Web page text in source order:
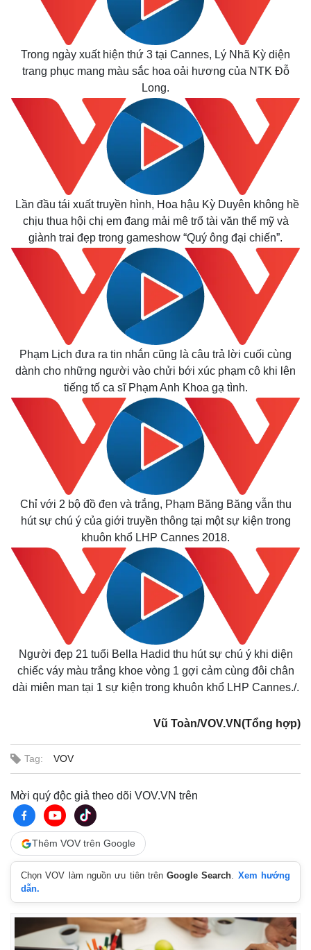
Kinh tế
Bất động sản
Khởi nghiệp
Thị trường
Giá vàng
Tiêu dùng
Tỷ giá
Chứng khoán
Giá cà phê
Trong ngày xuất hiện thứ 3 tại Cannes, Lý Nhã Kỳ diện
trang phục mang màu sắc hoa oải hương của NTK Đỗ
Long.
Lần đầu tái xuất truyền hình, Hoa hậu Kỳ Duyên không hề
chịu thua hội chị em đang mải mê trổ tài văn thể mỹ và
giành trai đẹp trong gameshow “Quý ông đại chiến”.
Phạm Lịch đưa ra tin nhắn cũng là câu trả lời cuối cùng
dành cho những người vào chửi bới xúc phạm cô khi lên
tiếng tố ca sĩ Phạm Anh Khoa gạ tình.
Chỉ với 2 bộ đồ đen và trắng, Phạm Băng Băng vẫn thu
hút sự chú ý của giới truyền thông tại một sự kiện trong
khuôn khổ LHP Cannes 2018.
Người đẹp 21 tuổi Bella Hadid thu hút sự chú ý khi diện
chiếc váy màu trắng khoe vòng 1 gợi cảm cùng đôi chân
dài miên man tại 1 sự kiện trong khuôn khổ LHP Cannes./.
Vũ Toàn/VOV.VN(Tổng hợp)
Tag: VOV
Mời quý độc giả theo dõi VOV.VN trên
Thêm VOV trên Google
Chọn VOV làm nguồn ưu tiên trênGoogle Search. Xem hướng
dẫn.